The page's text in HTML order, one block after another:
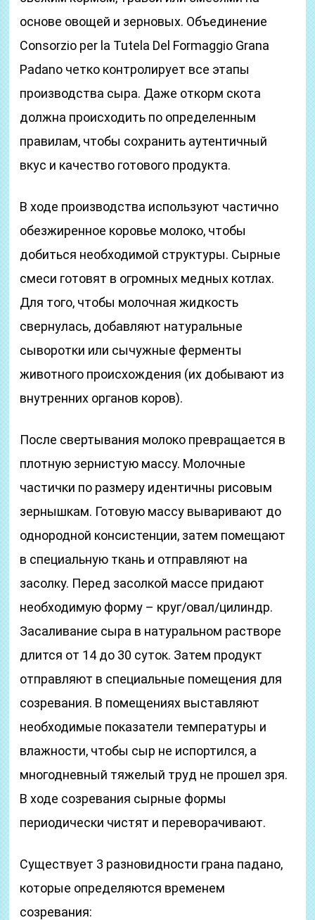
основе овощей и зерновых. Объединение
Consorzio per la Tutela Del Formaggio Grana
Padano четко контролирует все этапы
производства сыра. Даже откорм скота
должна происходить по определенным
правилам, чтобы сохранить аутентичный
вкус и качество готового продукта.
В ходе производства используют частично
обезжиренное коровье молоко, чтобы
добиться необходимой структуры. Сырные
смеси готовят в огромных медных котлах.
Для того, чтобы молочная жидкость
свернулась, добавляют натуральные
сыворотки или сычужные ферменты
животного происхождения (их добывают из
внутренних органов коров).
После свертывания молоко превращается в
плотную зернистую массу. Молочные
частички по размеру идентичны рисовым
зернышкам. Готовую массу вываривают до
однородной консистенции, затем помещают
в специальную ткань и отправляют на
засолку. Перед засолкой массе придают
необходимую форму – круг/овал/цилиндр.
Засаливание сыра в натуральном растворе
длится от 14 до 30 суток. Затем продукт
отправляют в специальные помещения для
созревания. В помещениях выставляют
необходимые показатели температуры и
влажности, чтобы сыр не испортился, а
многодневный тяжелый труд не прошел зря.
В ходе созревания сырные формы
периодически чистят и переворачивают.
Существует 3 разновидности грана падано,
которые определяются временем
созревания: